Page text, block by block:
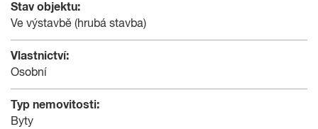
Stav objektu:
Ve výstavbě (hrubá stavba)
Vlastnictví:
Osobní
Typ nemovitosti:
Byty